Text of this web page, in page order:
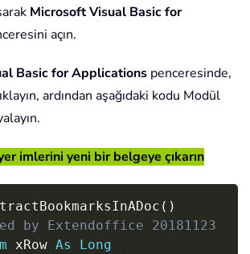
Microsoft Visual Basic for
açın.
Basic for Applications penceresinde,
ardından aşağıdaki kodu Modül
imlerini yeni bir belgeye çıkarın
( )
by Extendoffice 20181123
xRow As
Long